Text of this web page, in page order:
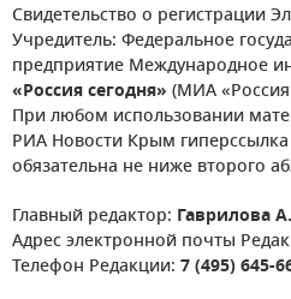
Свидетельство о регистрации
Учредитель: Федеральное
предприятие Международное
«Россия сегодня» (МИА «Россия
При любом использовании
РИА Новости Крым
обязательна не ниже второго
Главный редактор: Гаврилова
Адрес электронной почты
Телефон Редакции: 7 (495) 645-